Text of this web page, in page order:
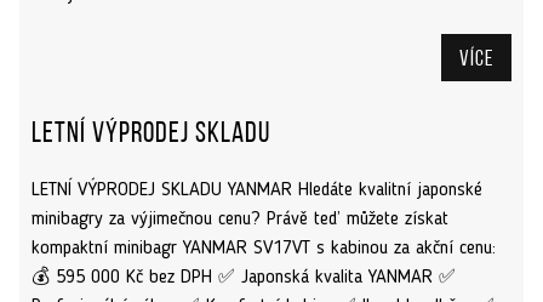
Více
Letní výprodej skladu
LETNÍ VÝPRODEJ SKLADU YANMAR Hledáte kvalitní japonské
minibagry za výjimečnou cenu? Právě teď můžete získat
kompaktní minibagr YANMAR SV17VT s kabinou za akční cenu:
💰 595 000 Kč bez DPH ✅ Japonská kvalita YANMAR ✅